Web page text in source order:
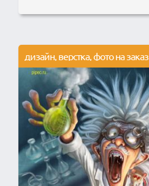
дизайн, верстка, фото на заказ